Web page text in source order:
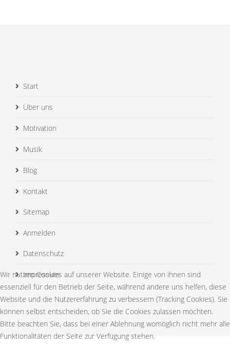
Start
Über uns
Motivation
Musik
Blog
Kontakt
Sitemap
Anmelden
Datenschutz
Impressum
Wir nutzen Cookies auf unserer Website. Einige von ihnen sind
essenziell für den Betrieb der Seite, während andere uns helfen, diese
Website und die Nutzererfahrung zu verbessern (Tracking Cookies). Sie
können selbst entscheiden, ob Sie die Cookies zulassen möchten.
Bitte beachten Sie, dass bei einer Ablehnung womöglich nicht mehr alle
Funktionalitäten der Seite zur Verfügung stehen.